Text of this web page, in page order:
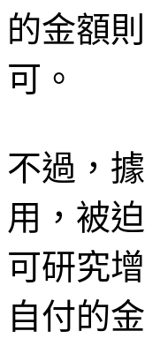
的金額
可。
不過，
用，被
可研究
自付的